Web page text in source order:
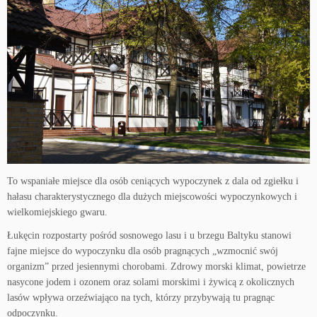
To wspaniałe miejsce dla osób ceniących wypoczynek z dala od zgiełku i
hałasu charakterystycznego dla dużych miejscowości wypoczynkowych i
wielkomiejskiego gwaru.
Łukęcin rozpostarty pośród sosnowego lasu i u brzegu Baltyku stanowi
fajne miejsce do wypoczynku dla osób pragnących „wzmocnić swój
organizm” przed jesiennymi chorobami. Zdrowy morski klimat, powietrze
nasycone jodem i ozonem oraz solami morskimi i żywicą z okolicznych
lasów wpływa orzeźwiająco na tych, którzy przybywają tu pragnąc
odpoczynku.